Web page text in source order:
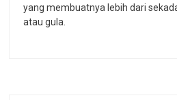
yang membuatnya lebih dari
atau gula.